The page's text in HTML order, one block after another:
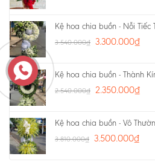
Kệ hoa chia buồn - Nỗi Tiếc
3.540.000₫ 3.300.000₫
Kệ hoa chia buồn - Thành
2.540.000₫ 2.350.000₫
Kệ hoa chia buồn - Vô
3.810.000₫ 3.500.000₫